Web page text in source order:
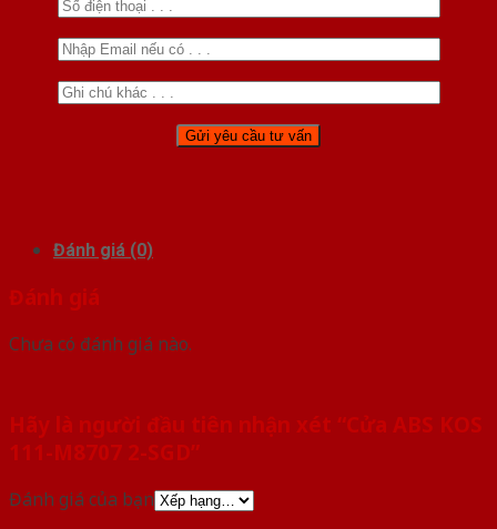
Đánh giá (0)
Đánh giá
Chưa có đánh giá nào.
Hãy là người đầu tiên nhận xét “Cửa ABS KOS
111-M8707 2-SGD”
Đánh giá của bạn